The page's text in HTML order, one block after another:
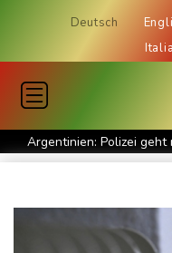
Deutsch
Argentinien: Polizei geht
gegen Proteste vor
Regierung will bei